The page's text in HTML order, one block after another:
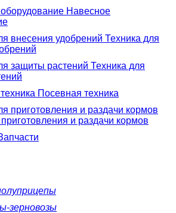
Навесное
Техника для
Техника для
Посевная техника
и раздачи кормов
зерновозы